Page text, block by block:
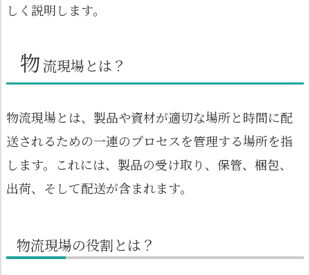
しく説明します。
物流現場とは？
物流現場とは、製品や資材が適切な場所と時間に配
送されるための一連のプロセスを管理する場所を指
します。これには、製品の受け取り、保管、梱包、
出荷、そして配送が含まれます。
物流現場の役割とは？